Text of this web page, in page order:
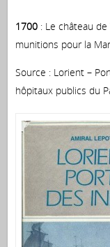
1700: Le château de
munitions pour la
Source : Lorient –
hôpitaux publics du